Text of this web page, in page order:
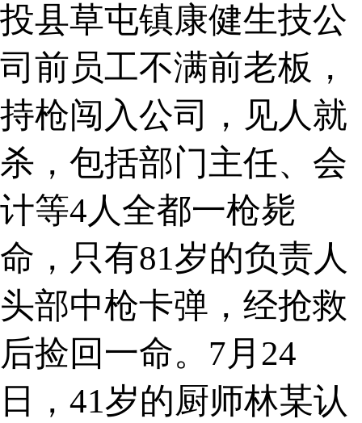
投县草屯镇康健生技公
司前员工不满前老板，
持枪闯入公司，见人就
杀，包括部门主任、会
计等4人全都一枪毙
命，只有81岁的负责人
头部中枪卡弹，经抢救
后捡回一命。7月24
日，41岁的厨师林某认